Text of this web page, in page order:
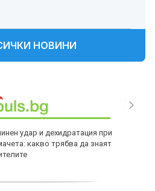
НОВИНИ
удар и дехидратация при
какво трябва да знаят